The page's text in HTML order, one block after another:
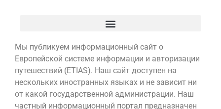
Мы публикуем информационный сайт о
Европейской системе информации и авторизации
путешествий (ETIAS). Наш сайт доступен на
нескольких иностранных языках и не зависит ни
от какой государственной администрации. Наш
частный информационный портал предназначен